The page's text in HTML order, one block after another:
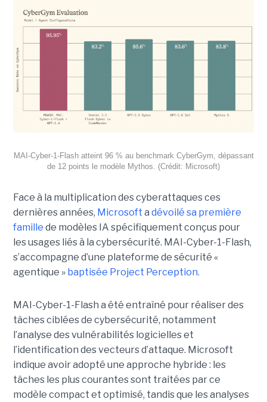
MAI-Cyber-1-Flash atteint 96 % au benchmark CyberGym, dépassant
de 12 points le modèle Mythos. (Crédit: Microsoft)
Face à la multiplication des cyberattaques ces
dernières années, Microsoft a dévoilé sa première
famille de modèles IA spécifiquement conçus pour
les usages liés à la cybersécurité. MAI-Cyber-1-Flash,
s’accompagne d’une plateforme de sécurité «
agentique » baptisée Project Perception.
MAI-Cyber-1-Flash a été entraîné pour réaliser des
tâches ciblées de cybersécurité, notamment
l’analyse des vulnérabilités logicielles et
l’identification des vecteurs d’attaque. Microsoft
indique avoir adopté une approche hybride : les
tâches les plus courantes sont traitées par ce
modèle compact et optimisé, tandis que les analyses